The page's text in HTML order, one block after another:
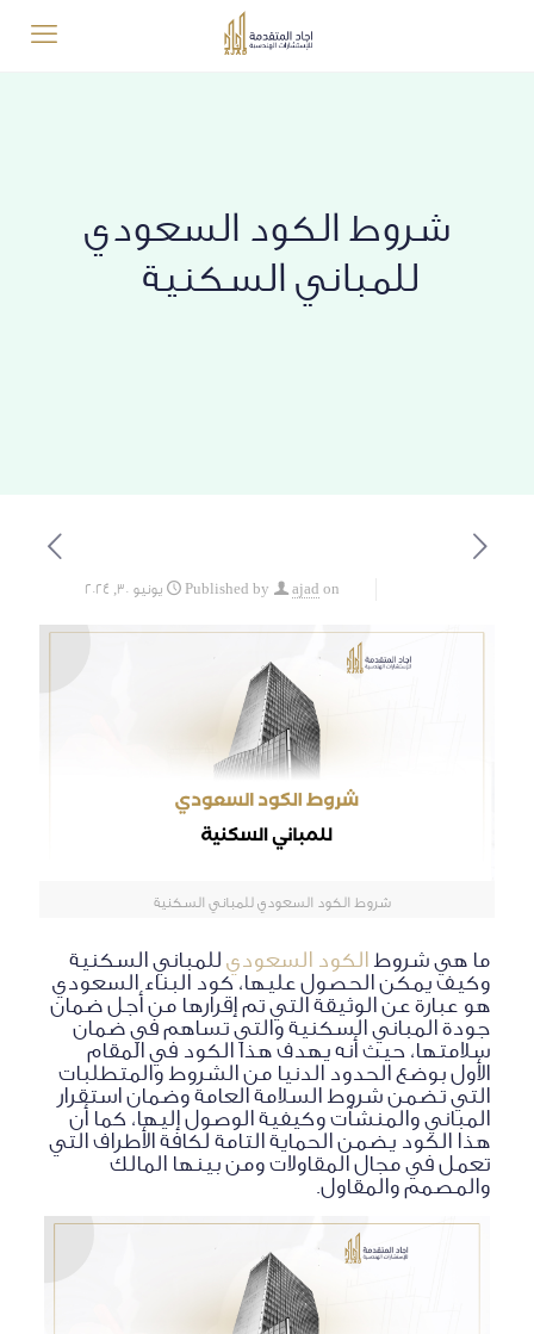
شروط الكود السعودي
للمباني السكنية
Published by ajad on يونيو 30, 2024
شروط الكود السعودي للمباني السكنية
ما هي شروطالكود السعوديللمباني السكنية
وكيف يمكن الحصول عليها، كود البناء السعودي
هو عبارة عن الوثيقة التي تم إقرارها من أجل ضمان
جودة المباني السكنية والتي تساهم في ضمان
سلامتها، حيث أنه يهدف هذا الكود في المقام
الأول بوضع الحدود الدنيا من الشروط والمتطلبات
التي تضمن شروط السلامة العامة وضمان استقرار
المباني والمنشآت وكيفية الوصول إليها، كما أن
هذا الكود يضمن الحماية التامة لكافة الأطراف التي
تعمل في مجال المقاولات ومن بينها المالك
والمصمم والمقاول.